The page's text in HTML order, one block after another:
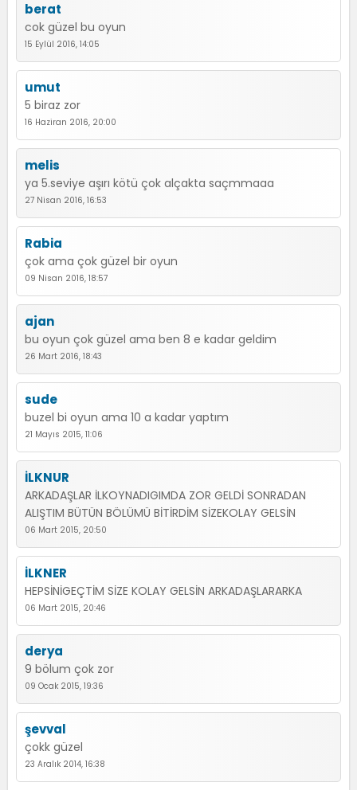
berat
cok güzel bu oyun
15 Eylül 2016, 14:05
umut
5 biraz zor
16 Haziran 2016, 20:00
melis
ya 5.seviye aşırı kötü çok alçakta saçmmaaa
27 Nisan 2016, 16:53
Rabia
çok ama çok güzel bir oyun
09 Nisan 2016, 18:57
ajan
bu oyun çok güzel ama ben 8 e kadar geldim
26 Mart 2016, 18:43
sude
buzel bi oyun ama 10 a kadar yaptım
21 Mayıs 2015, 11:06
İLKNUR
ARKADAŞLAR İLKOYNADIGIMDA ZOR GELDİ SONRADAN
ALIŞTIM BÜTÜN BÖLÜMÜ BİTİRDİM SİZEKOLAY GELSİN
06 Mart 2015, 20:50
İLKNER
HEPSİNİGEÇTİM SİZE KOLAY GELSİN ARKADAŞLARARKA
06 Mart 2015, 20:46
derya
9 bölum çok zor
09 Ocak 2015, 19:36
şevval
çokk güzel
23 Aralık 2014, 16:38